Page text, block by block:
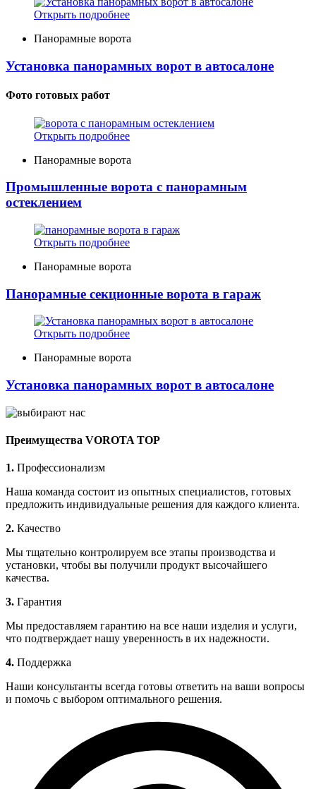
Открыть подробнее
Панорамные ворота
Установка панорамных ворот в автосалоне
Фото готовых работ
Открыть подробнее
Панорамные ворота
Промышленные ворота с панорамным
остеклением
Открыть подробнее
Панорамные ворота
Панорамные секционные ворота в гараж
Открыть подробнее
Панорамные ворота
Установка панорамных ворот в автосалоне
Преимущества VOROTA TOP
1. Профессионализм
Наша команда состоит из опытных специалистов, готовых
предложить индивидуальные решения для каждого клиента.
2. Качество
Мы тщательно контролируем все этапы производства и
установки, чтобы вы получили продукт высочайшего
качества.
3. Гарантия
Мы предоставляем гарантию на все наши изделия и услуги,
что подтверждает нашу уверенность в их надежности.
4. Поддержка
Наши консультанты всегда готовы ответить на ваши вопросы
и помочь с выбором оптимального решения.